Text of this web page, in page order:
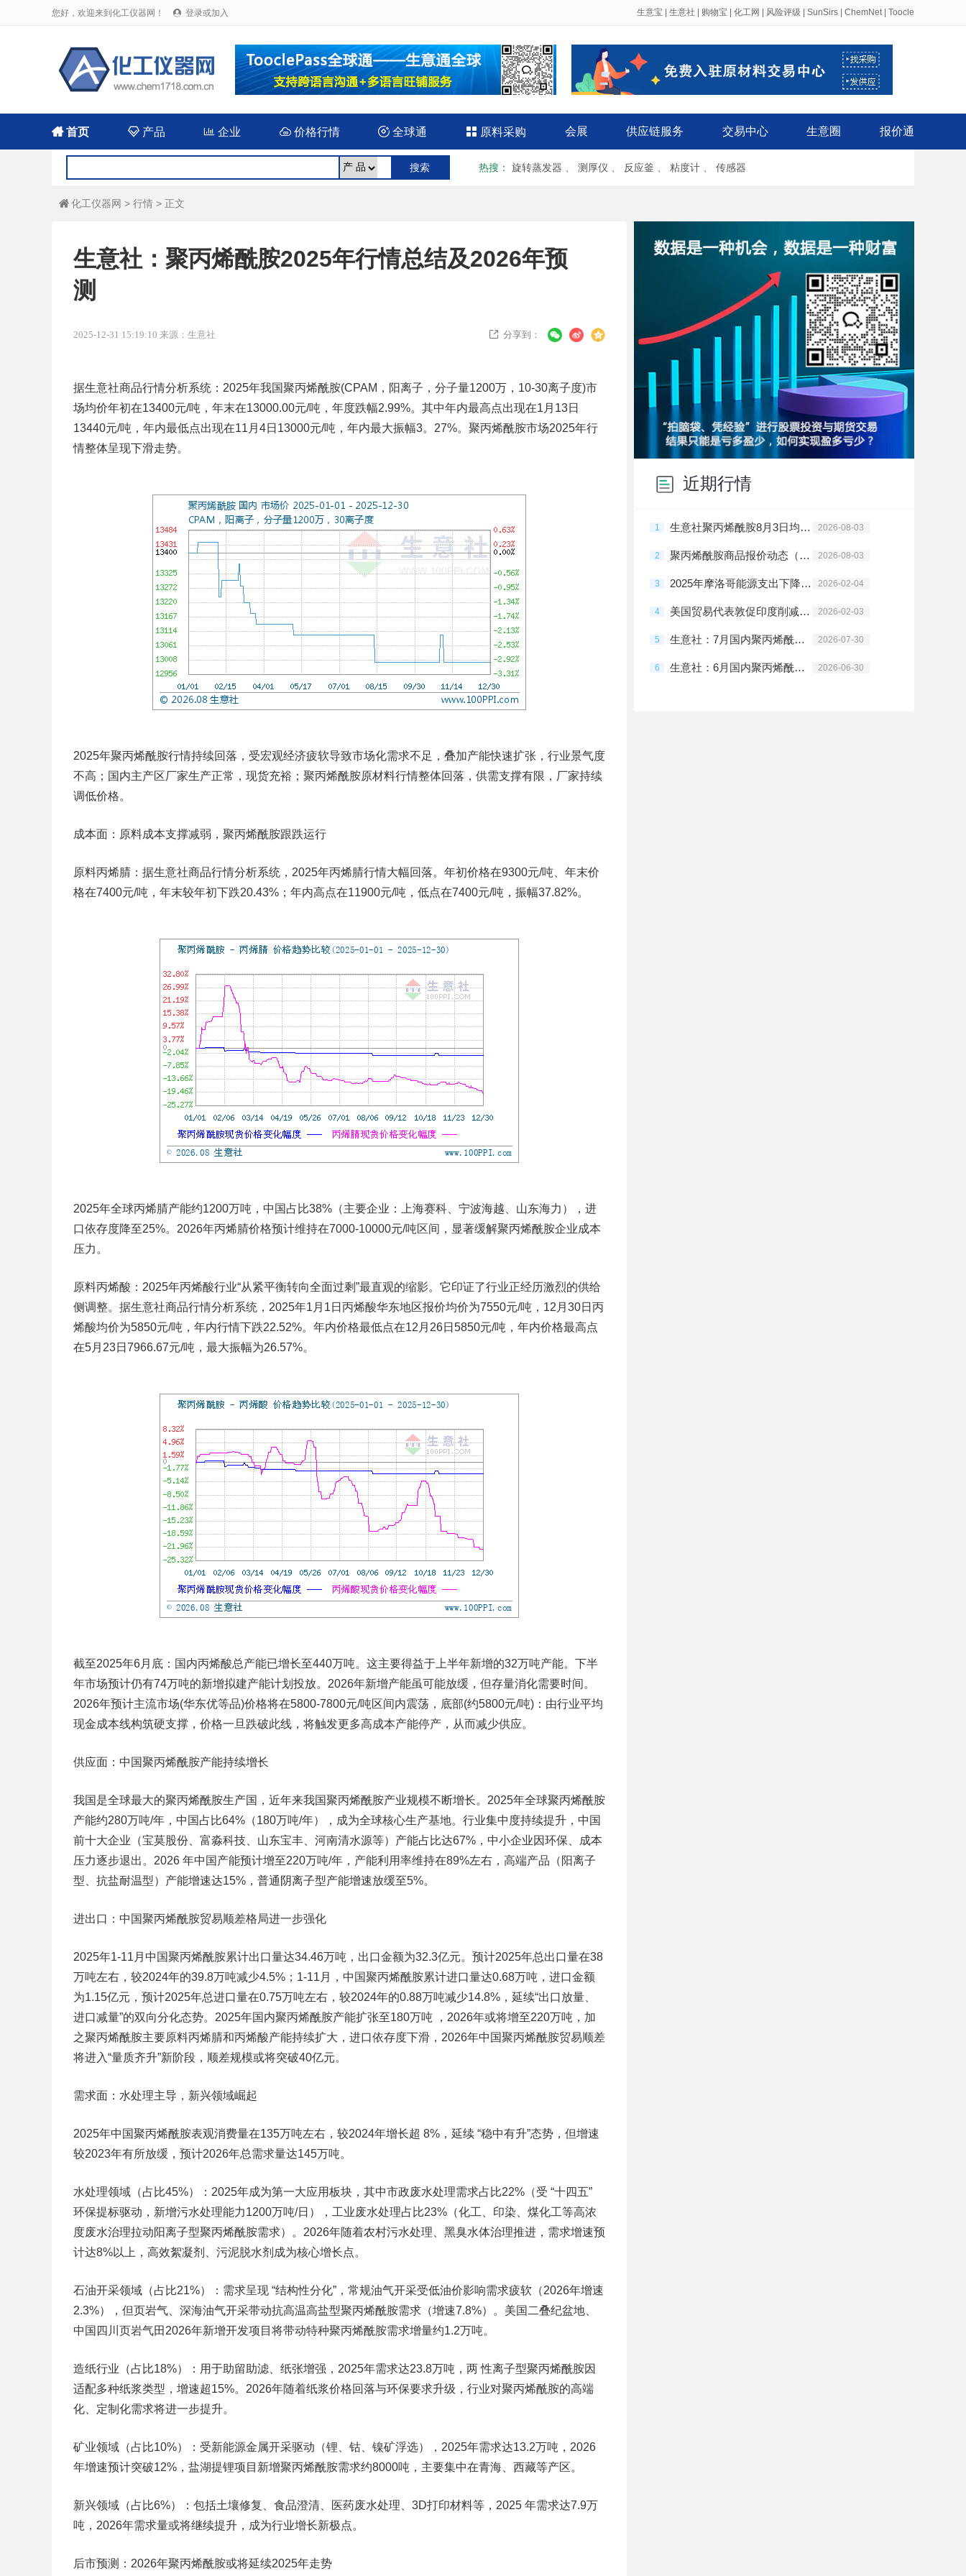
您好，欢迎来到化工仪器网！  登录或加入 生意宝 生意社 购物宝 化工网 风险评级 SunSirs ChemNet| Toocle
首页 产品  企业 价格行情  全球通  原料采购 会展 供应链服务 交易中心 生意圈 报价通
热搜 ： 旋转蒸发器 测厚仪 反应釜 粘度计 传感器
 化工仪器网 > 行情 > 正文
生意社：聚丙烯酰胺2025年行情总结及2026年预
测
2025-12-31 15:19:10 来源：生意社  分享到：
据生意社商品行情分析系统：2025年我国聚丙烯酰胺(CPAM，阳离子，分子量1200万，10-30离子度)市
场均价年初在13400元/吨，年末在13000.00元/吨，年度跌幅2.99%。其中年内最高点出现在1月13日
13440元/吨，年内最低点出现在11月4日13000元/吨，年内最大振幅3。27%。聚丙烯酰胺市场2025年行
情整体呈现下滑走势。
2025年聚丙烯酰胺行情持续回落，受宏观经济疲软导致市场化需求不足，叠加产能快速扩张，行业景气度
不高；国内主产区厂家生产正常，现货充裕；聚丙烯酰胺原材料行情整体回落，供需支撑有限，厂家持续
调低价格。
成本面：原料成本支撑减弱，聚丙烯酰胺跟跌运行
原料丙烯腈： 据生意社商品行情分析系统，2025年丙烯腈行情大幅回落。年初价格在9300元/吨、年末价
格在7400元/吨，年末较年初下跌20.43%；年内高点在11900元/吨，低点在7400元/吨，振幅37.82%。
2025年全球丙烯腈产能约1200万吨，中国占比38%（主要企业：上海赛科、宁波海越、山东海力），进
口依存度降至25%。2026年丙烯腈价格预计维持在7000-10000元/吨区间，显著缓解聚丙烯酰胺企业成本
压力。
原料丙烯酸： 2025年丙烯酸行业“从紧平衡转向全面过剩”最直观的缩影。它印证了行业正经历激烈的供给
侧调整。据生意社商品行情分析系统，2025年1月1日丙烯酸华东地区报价均价为7550元/吨，12月30日丙
烯酸均价为5850元/吨，年内行情下跌22.52%。年内价格最低点在12月26日5850元/吨，年内价格最高点
在5月23日7966.67元/吨，最大振幅为26.57%。
截至2025年6月底：国内丙烯酸总产能已增长至440万吨。这主要得益于上半年新增的32万吨产能。下半
年市场预计仍有74万吨的新增拟建产能计划投放。2026年新增产能虽可能放缓，但存量消化需要时间。
2026年预计主流市场(华东优等品)价格将在5800-7800元/吨区间内震荡，底部(约5800元/吨)：由行业平均
现金成本线构筑硬支撑，价格一旦跌破此线，将触发更多高成本产能停产，从而减少供应。
供应面：中国聚丙烯酰胺产能持续增长
我国是全球最大的聚丙烯酰胺生产国，近年来我国聚丙烯酰胺产业规模不断增长。2025年全球聚丙烯酰胺
产能约280万吨/年，中国占比64%（180万吨/年），成为全球核心生产基地。行业集中度持续提升，中国
前十大企业（宝莫股份、富淼科技、山东宝丰、河南清水源等）产能占比达67%，中小企业因环保、成本
压力逐步退出。2026 年中国产能预计增至220万吨/年，产能利用率维持在89%左右，高端产品（阳离子
型、抗盐耐温型）产能增速达15%，普通阴离子型产能增速放缓至5%。
进出口：中国聚丙烯酰胺贸易顺差格局进一步强化
2025年1-11月中国聚丙烯酰胺累计出口量达34.46万吨，出口金额为32.3亿元。预计2025年总出口量在38
万吨左右，较2024年的39.8万吨减少4.5%；1-11月，中国聚丙烯酰胺累计进口量达0.68万吨，进口金额
为1.15亿元，预计2025年总进口量在0.75万吨左右，较2024年的0.88万吨减少14.8%，延续“出口放量、
进口减量”的双向分化态势。2025年国内聚丙烯酰胺产能扩张至180万吨 ，2026年或将增至220万吨，加
之聚丙烯酰胺主要原料丙烯腈和丙烯酸产能持续扩大，进口依存度下滑，2026年中国聚丙烯酰胺贸易顺差
将进入“量质齐升”新阶段，顺差规模或将突破40亿元。
需求面：水处理主导，新兴领域崛起
2025年中国聚丙烯酰胺表观消费量在135万吨左右，较2024年增长超 8%，延续 “稳中有升”态势，但增速
较2023年有所放缓，预计2026年总需求量达145万吨。
水处理领域（占比45%）：2025年成为第一大应用板块，其中市政废水处理需求占比22%（受 “十四五”
环保提标驱动，新增污水处理能力1200万吨/日），工业废水处理占比23%（化工、印染、煤化工等高浓
度废水治理拉动阳离子型聚丙烯酰胺需求）。2026年随着农村污水处理、黑臭水体治理推进，需求增速预
计达8%以上，高效絮凝剂、污泥脱水剂成为核心增长点。
石油开采领域（占比21%）：需求呈现 “结构性分化”，常规油气开采受低油价影响需求疲软（2026年增速
2.3%），但页岩气、深海油气开采带动抗高温高盐型聚丙烯酰胺需求（增速7.8%）。美国二叠纪盆地、
中国四川页岩气田2026年新增开发项目将带动特种聚丙烯酰胺需求增量约1.2万吨。
造纸行业（占比18%）：用于助留助滤、纸张增强，2025年需求达23.8万吨，两 性离子型聚丙烯酰胺因
适配多种纸浆类型，增速超15%。2026年随着纸浆价格回落与环保要求升级，行业对聚丙烯酰胺的高端
化、定制化需求将进一步提升。
矿业领域（占比10%）：受新能源金属开采驱动（锂、钴、镍矿浮选），2025年需求达13.2万吨，2026
年增速预计突破12%，盐湖提锂项目新增聚丙烯酰胺需求约8000吨，主要集中在青海、西藏等产区。
新兴领域（占比6%）：包括土壤修复、食品澄清、医药废水处理、3D打印材料等，2025 年需求达7.9万
吨，2026年需求量或将继续提升，成为行业增长新极点。
后市预测：2026年聚丙烯酰胺或将延续2025年走势
近期行情
1 生意社聚丙烯酰胺8月3日均差继续负向缩小为-20.00元/吨 2026-08-03
2 聚丙烯酰胺商品报价动态（2026-08-03） 2026-08-03
3 2025年摩洛哥能源支出下降5.5% 2026-02-04
4 美国贸易代表敦促印度削减俄油采购 2026-02-03
5 生意社：7月国内聚丙烯酰胺行情弱势整理 2026-07-30
6 生意社：6月国内聚丙烯酰胺行情弱势整理 2026-06-30